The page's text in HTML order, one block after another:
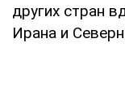
других стран
Ирана и